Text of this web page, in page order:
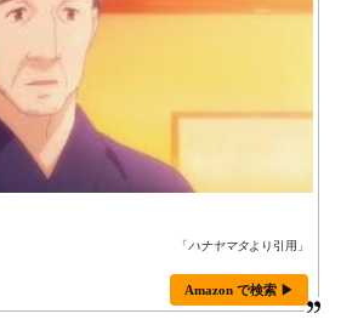
「ハナヤマタより引用」
Amazon で検索 ▶